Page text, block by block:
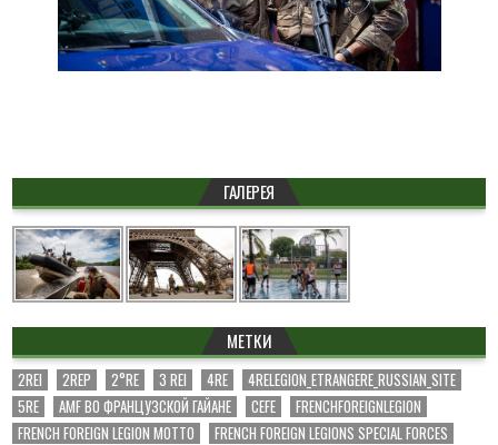
ГАЛЕРЕЯ
МЕТКИ
2REI 2REP 2°RE 3 REI 4RE
4RELEGION_ETRANGERE_RUSSIAN_SITE
5RE
AMF ВО ФРАНЦУЗСКОЙ ГАЙАНЕ CEFE
FRENCHFOREIGNLEGION
FRENCH FOREIGN LEGION MOTTO
FRENCH FOREIGN LEGIONS SPECIAL FORCES